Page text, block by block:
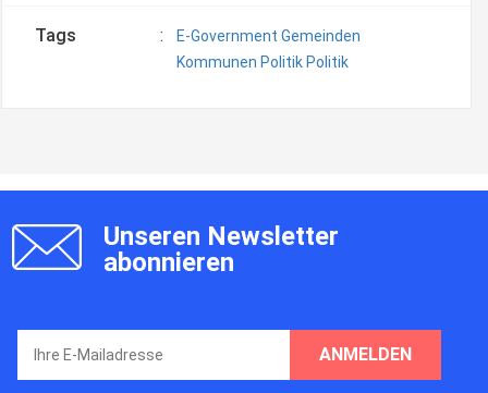
Tags : E-Government Gemeinden
Kommunen PolitikPolitik
Unseren Newsletter
abonnieren
ANMELDEN